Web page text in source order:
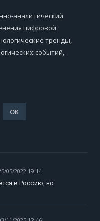
аналитический
цифровой
тренды,
событий,
05/2022 19:14
в Россию, но